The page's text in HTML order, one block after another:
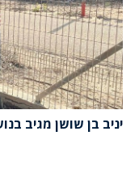
יניב בן שושן מגיב